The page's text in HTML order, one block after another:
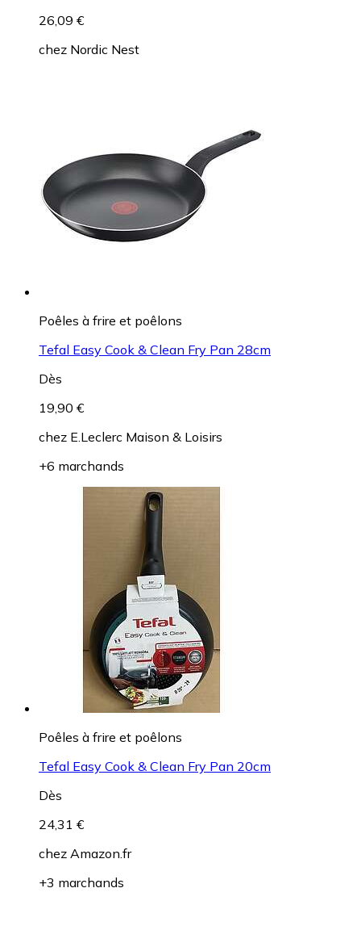
26,09 €
chez Nordic Nest
Poêles à frire et poêlons
Tefal Easy Cook & Clean Fry Pan 28cm
Dès
19,90 €
chez E.Leclerc Maison & Loisirs
+6 marchands
Poêles à frire et poêlons
Tefal Easy Cook & Clean Fry Pan 20cm
Dès
24,31 €
chez Amazon.fr
+3 marchands